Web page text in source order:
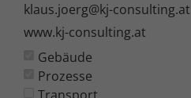
klaus.joerg@kj-consulting.at
www.kj-consulting.at
Gebäude
Prozesse